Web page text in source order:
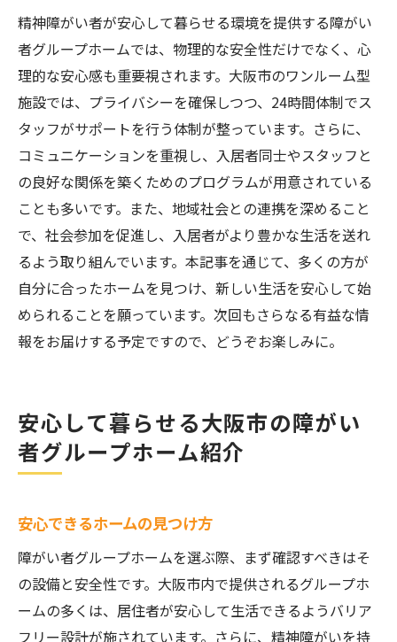
精神障がい者が安心して暮らせる環境を提供する障がい
者グループホームでは、物理的な安全性だけでなく、心
理的な安心感も重要視されます。大阪市のワンルーム型
施設では、プライバシーを確保しつつ、24時間体制でス
タッフがサポートを行う体制が整っています。さらに、
コミュニケーションを重視し、入居者同士やスタッフと
の良好な関係を築くためのプログラムが用意されている
ことも多いです。また、地域社会との連携を深めること
で、社会参加を促進し、入居者がより豊かな生活を送れ
るよう取り組んでいます。本記事を通じて、多くの方が
自分に合ったホームを見つけ、新しい生活を安心して始
められることを願っています。次回もさらなる有益な情
報をお届けする予定ですので、どうぞお楽しみに。
安心して暮らせる大阪市の障がい
者グループホーム紹介
安心できるホームの見つけ方
障がい者グループホームを選ぶ際、まず確認すべきはそ
の設備と安全性です。大阪市内で提供されるグループホ
ームの多くは、居住者が安心して生活できるようバリア
フリー設計が施されています。さらに、精神障がいを持